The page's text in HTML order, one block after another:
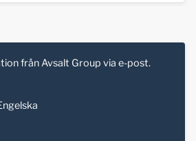
från Avsalt Group via e-post.